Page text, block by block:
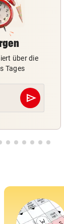
über die
Tages
send
Abschicken